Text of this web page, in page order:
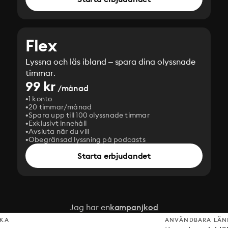
Flex
Lyssna och läs ibland – spara dina olyssnade
timmar.
99 kr/månad
1 konto
20 timmar/månad
Spara upp till 100 olyssnade timmar
Exklusivt innehåll
Avsluta när du vill
Obegränsad lyssning på podcasts
Starta erbjudandet
Jag har enkampanjkod
ANVÄNDBARA